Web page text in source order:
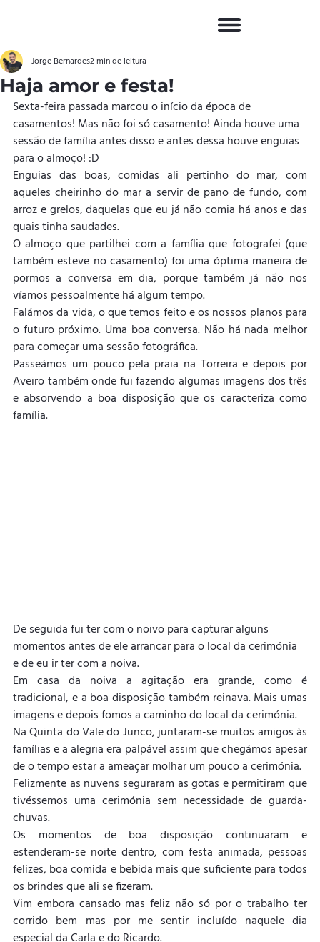
Haja amor e festa!
Jorge Bernardes2 min de leitura
Sexta-feira passada marcou o início da época de
casamentos! Mas não foi só casamento! Ainda houve uma
sessão de família antes disso e antes dessa houve enguias
para o almoço! :D
Enguias das boas, comidas ali pertinho do mar, com
aqueles cheirinho do mar a servir de pano de fundo, com
arroz e grelos, daquelas que eu já não comia há anos e das
quais tinha saudades.
O almoço que partilhei com a família que fotografei (que
também esteve no casamento) foi uma óptima maneira de
pormos a conversa em dia, porque também já não nos
víamos pessoalmente há algum tempo.
Falámos da vida, o que temos feito e os nossos planos para
o futuro próximo. Uma boa conversa. Não há nada melhor
para começar uma sessão fotográfica.
Passeámos um pouco pela praia na Torreira e depois por
Aveiro também onde fui fazendo algumas imagens dos três
e absorvendo a boa disposição que os caracteriza como
família.
De seguida fui ter com o noivo para capturar alguns
momentos antes de ele arrancar para o local da cerimónia
e de eu ir ter com a noiva.
Em casa da noiva a agitação era grande, como é
tradicional, e a boa disposição também reinava. Mais umas
imagens e depois fomos a caminho do local da cerimónia.
Na Quinta do Vale do Junco, juntaram-se muitos amigos às
famílias e a alegria era palpável assim que chegámos apesar
de o tempo estar a ameaçar molhar um pouco a cerimónia.
Felizmente as nuvens seguraram as gotas e permitiram que
tivéssemos uma cerimónia sem necessidade de guarda-
chuvas.
Os momentos de boa disposição continuaram e
estenderam-se noite dentro, com festa animada, pessoas
felizes, boa comida e bebida mais que suficiente para todos
os brindes que ali se fizeram.
Vim embora cansado mas feliz não só por o trabalho ter
corrido bem mas por me sentir incluído naquele dia
especial da Carla e do Ricardo.